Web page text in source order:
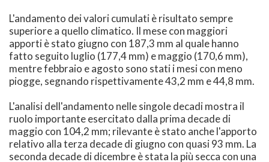
L'andamento dei valori cumulati è risultato sempre
superiore a quello climatico. Il mese con maggiori
apporti è stato giugno con 187,3 mm al quale hanno
fatto seguito luglio (177,4 mm) e maggio (170,6 mm),
mentre febbraio e agosto sono stati i mesi con meno
piogge, segnando rispettivamente 43,2 mm e 44,8 mm.
L'analisi dell'andamento nelle singole decadi mostra il
ruolo importante esercitato dalla prima decade di
maggio con 104,2 mm; rilevante è stato anche l'apporto
relativo alla terza decade di giugno con quasi 93 mm. La
seconda decade di dicembre è stata la più secca con una